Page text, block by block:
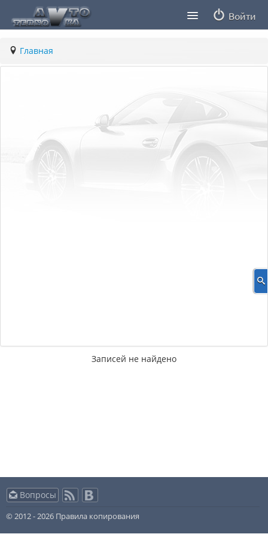
Войти
Статьи
Главная
Записей не найдено
Вопросы
© 2012 - 2026 Правила копирования